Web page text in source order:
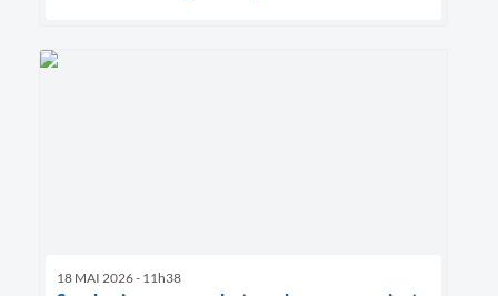
18 MAI 2026 - 11h38